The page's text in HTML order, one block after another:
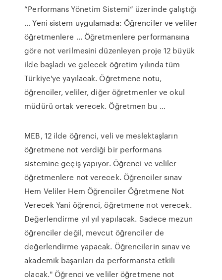
“Performans Yönetim Sistemi” üzerinde çalıştığı
… Yeni sistem uygulamada: Öğrenciler ve veliler
öğretmenlere ... Öğretmenlere performansına
göre not verilmesini düzenleyen proje 12 büyük
ilde başladı ve gelecek öğretim yılında tüm
Türkiye'ye yayılacak. Öğretmene notu,
öğrenciler, veliler, diğer öğretmenler ve okul
müdürü ortak verecek. Öğretmen bu …
MEB, 12 ilde öğrenci, veli ve meslektaşların
öğretmene not verdiği bir performans
sistemine geçiş yapıyor. Öğrenci ve veliler
öğretmenlere not verecek. Öğrenciler sınav
Hem Veliler Hem Öğrenciler Öğretmene Not
Verecek Yani öğrenci, öğretmene not verecek.
Değerlendirme yıl yıl yapılacak. Sadece mezun
öğrenciler değil, mevcut öğrenciler de
değerlendirme yapacak. Öğrencilerin sınav ve
akademik başarıları da performansta etkili
olacak.'' Öğrenci ve veliler öğretmene not